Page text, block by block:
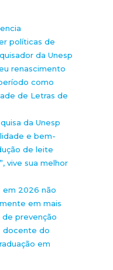
políticas de
da Unesp
renascimento
como
de Letras de
da Unesp
e bem-
de leite
vive sua melhor
em 2026 não
em mais
prevenção
docente do
em